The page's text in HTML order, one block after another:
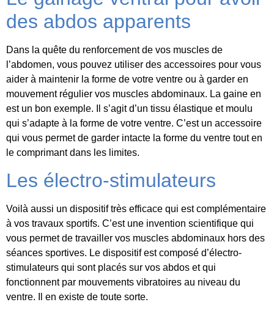
des abdos apparents
Dans la quête du renforcement de vos muscles de
l’abdomen, vous pouvez utiliser des accessoires pour vous
aider à maintenir la forme de votre ventre ou à garder en
mouvement régulier vos muscles abdominaux. La gaine en
est un bon exemple. Il s’agit d’un tissu élastique et moulu
qui s’adapte à la forme de votre ventre. C’est un accessoire
qui vous permet de garder intacte la forme du ventre tout en
le comprimant dans les limites.
Les électro-stimulateurs
Voilà aussi un dispositif très efficace qui est complémentaire
à vos travaux sportifs. C’est une invention scientifique qui
vous permet de travailler vos muscles abdominaux hors des
séances sportives. Le dispositif est composé d’électro-
stimulateurs qui sont placés sur vos abdos et qui
fonctionnent par mouvements vibratoires au niveau du
ventre. Il en existe de toute sorte.